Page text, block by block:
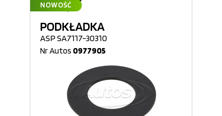
NOWOŚĆ
PODKŁADKA
ASP SA7117-30310
Nr Autos 0977905